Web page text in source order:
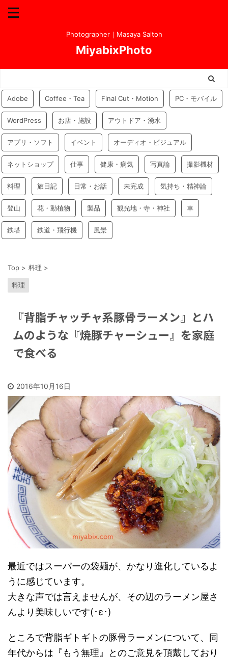
Photographer｜Masaya Saitoh
MiyabixPhoto
Adobe Coffee・Tea Final Cut・Motion PC・モバイル
WordPress お店・施設 アウトドア・湧水
アプリ・ソフト イベント オーディオ・ビジュアル
ネットショップ 仕事 健康・病気 写真論 撮影機材
料理 旅日記 日常・お話 未完成 気持ち・精神論
登山 花・動植物 製品 観光地・寺・神社 車
鉄塔 鉄道・飛行機 風景
Top > 料理 >
料理
『背脂チャッチャ系豚骨ラーメン』とハ
ムのような『焼豚チャーシュー』を家庭
で食べる
2016年10月16日
最近ではスーパーの袋麺が、かなり進化しているよ
うに感じています。
大きな声では言えませんが、その辺のラーメン屋さ
んより美味しいです(･ε･)
ところで背脂ギトギトの豚骨ラーメンについて、同
年代からは『もう無理』とのご意見を頂戴しており